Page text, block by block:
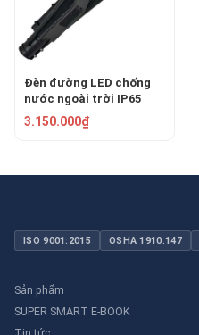
Đèn đường LED chống
nước ngoài trời IP65
150W HF-LD-079
3.150.000₫
ISO 9001:2015 OSHA 1910.147
Sản phẩm
SUPER SMART E-BOOK